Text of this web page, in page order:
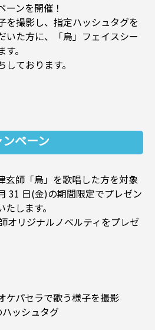
ーンを開催！
を撮影し、指定ハッシュタグを
いた方に、「烏」フェイスシー
。
ております。
ペーン
玄師「烏」を歌唱した方を対象
31 日(金)の期間限定でプレゼン
します。
オリジナルノベルティをプレゼ
パセラで歌う様子を撮影
ッシュタグ